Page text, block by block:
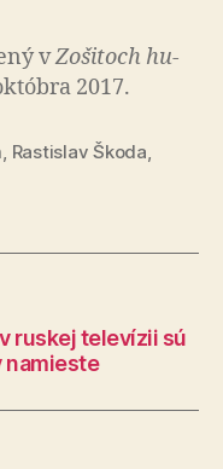
vZo­ši­toch hu­
2017.
Rastislav Škoda
ruskej televízii sú
namieste